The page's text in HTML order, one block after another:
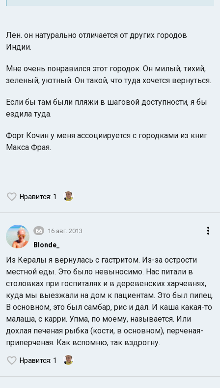
Лен. он натурально отличается от других городов
Индии.
Мне очень понравился этот городок. Он милый, тихий,
зеленый, уютный. Он такой, что туда хочется вернуться.
Если бы там были пляжи в шаговой доступности, я бы
ездила туда.
Форт Кочин у меня ассоциируется с городками из книг
Макса Фрая.
Нравится: 1
66 16 авг. 2013
Blonde_
Из Кералы я вернулась с гастритом. Из-за острости
местной еды. Это было невыносимо. Нас питали в
столовках при госпиталях и в деревенских харчевнях,
куда мы выезжали на дом к пациентам. Это был пипец.
В основном, это был самбар, рис и дал. И каша какая-то
малаша, с карри. Упма, по моему, называется. Или
дохлая печеная рыбка (кости, в основном), перченая-
приперченая. Как вспомню, так вздрогну.
Нравится: 1